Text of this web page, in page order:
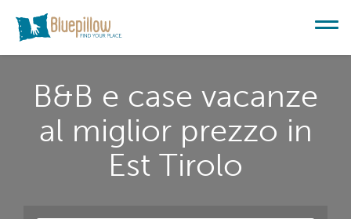
B&B e case vacanze
al miglior prezzo in
Est Tirolo